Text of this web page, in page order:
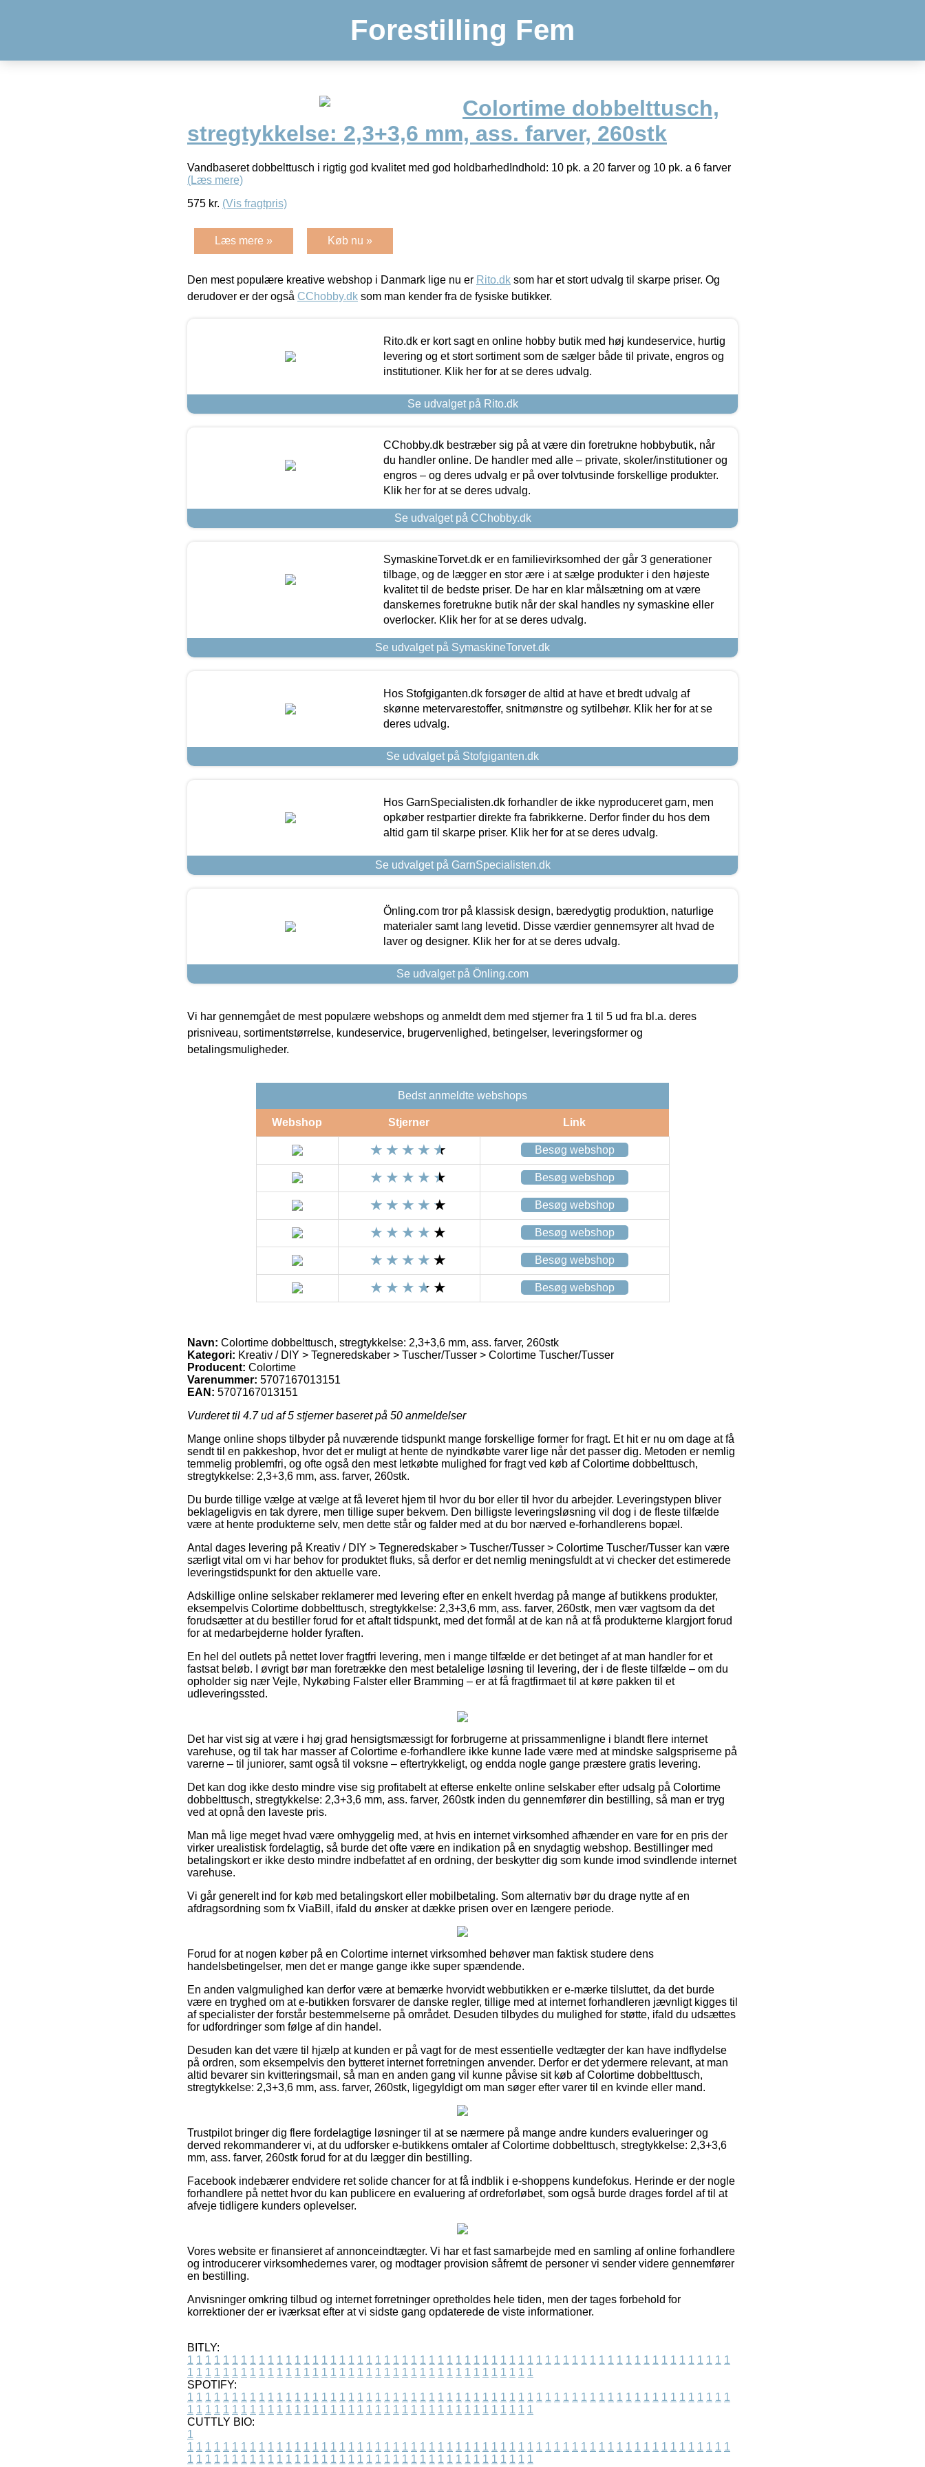
Forestilling Fem
Colortime dobbelttusch,
stregtykkelse: 2,3+3,6 mm, ass. farver, 260stk
Vandbaseret dobbelttusch i rigtig god kvalitet med god holdbarhedIndhold: 10 pk. a 20 farver og 10 pk. a 6 farver
(Læs mere)
575 kr. (Vis fragtpris)
Læs mere » Køb nu »
Den mest populære kreative webshop i Danmark lige nu er Rito.dk som har et stort udvalg til skarpe priser. Og
derudover er der også CChobby.dk som man kender fra de fysiske butikker.
Rito.dk er kort sagt en online hobby butik med høj kundeservice, hurtig
levering og et stort sortiment som de sælger både til private, engros og
institutioner. Klik her for at se deres udvalg.
Se udvalget på Rito.dk
CChobby.dk bestræber sig på at være din foretrukne hobbybutik, når
du handler online. De handler med alle – private, skoler/institutioner og
engros – og deres udvalg er på over tolvtusinde forskellige produkter.
Klik her for at se deres udvalg.
Se udvalget på CChobby.dk
SymaskineTorvet.dk er en familievirksomhed der går 3 generationer
tilbage, og de lægger en stor ære i at sælge produkter i den højeste
kvalitet til de bedste priser. De har en klar målsætning om at være
danskernes foretrukne butik når der skal handles ny symaskine eller
overlocker. Klik her for at se deres udvalg.
Se udvalget på SymaskineTorvet.dk
Hos Stofgiganten.dk forsøger de altid at have et bredt udvalg af
skønne metervarestoffer, snitmønstre og sytilbehør. Klik her for at se
deres udvalg.
Se udvalget på Stofgiganten.dk
Hos GarnSpecialisten.dk forhandler de ikke nyproduceret garn, men
opkøber restpartier direkte fra fabrikkerne. Derfor finder du hos dem
altid garn til skarpe priser. Klik her for at se deres udvalg.
Se udvalget på GarnSpecialisten.dk
Önling.com tror på klassisk design, bæredygtig produktion, naturlige
materialer samt lang levetid. Disse værdier gennemsyrer alt hvad de
laver og designer. Klik her for at se deres udvalg.
Se udvalget på Önling.com
Vi har gennemgået de mest populære webshops og anmeldt dem med stjerner fra 1 til 5 ud fra bl.a. deres
prisniveau, sortimentstørrelse, kundeservice, brugervenlighed, betingelser, leveringsformer og
betalingsmuligheder.
Bedst anmeldte webshops
Webshop Stjerner Link
Besøg webshop
Besøg webshop
Besøg webshop
Besøg webshop
Besøg webshop
Besøg webshop
Navn: Colortime dobbelttusch, stregtykkelse: 2,3+3,6 mm, ass. farver, 260stk
Kategori: Kreativ / DIY > Tegneredskaber > Tuscher/Tusser > Colortime Tuscher/Tusser
Producent: Colortime
Varenummer: 5707167013151
EAN: 5707167013151
Vurderet til 4.7ud af 5 stjerner baseret på 50 anmeldelser
Mange online shops tilbyder på nuværende tidspunkt mange forskellige former for fragt. Et hit er nu om dage at få
sendt til en pakkeshop, hvor det er muligt at hente de nyindkøbte varer lige når det passer dig. Metoden er nemlig
temmelig problemfri, og ofte også den mest letkøbte mulighed for fragt ved køb af Colortime dobbelttusch,
stregtykkelse: 2,3+3,6 mm, ass. farver, 260stk.
Du burde tillige vælge at vælge at få leveret hjem til hvor du bor eller til hvor du arbejder. Leveringstypen bliver
beklageligvis en tak dyrere, men tillige super bekvem. Den billigste leveringsløsning vil dog i de fleste tilfælde
være at hente produkterne selv, men dette står og falder med at du bor nærved e-forhandlerens bopæl.
Antal dages levering på Kreativ / DIY > Tegneredskaber > Tuscher/Tusser > Colortime Tuscher/Tusser kan være
særligt vital om vi har behov for produktet fluks, så derfor er det nemlig meningsfuldt at vi checker det estimerede
leveringstidspunkt for den aktuelle vare.
Adskillige online selskaber reklamerer med levering efter en enkelt hverdag på mange af butikkens produkter,
eksempelvis Colortime dobbelttusch, stregtykkelse: 2,3+3,6 mm, ass. farver, 260stk, men vær vagtsom da det
forudsætter at du bestiller forud for et aftalt tidspunkt, med det formål at de kan nå at få produkterne klargjort forud
for at medarbejderne holder fyraften.
En hel del outlets på nettet lover fragtfri levering, men i mange tilfælde er det betinget af at man handler for et
fastsat beløb. I øvrigt bør man foretrække den mest betalelige løsning til levering, der i de fleste tilfælde – om du
opholder sig nær Vejle, Nykøbing Falster eller Bramming – er at få fragtfirmaet til at køre pakken til et
udleveringssted.
Det har vist sig at være i høj grad hensigtsmæssigt for forbrugerne at prissammenligne i blandt flere internet
varehuse, og til tak har masser af Colortime e-forhandlere ikke kunne lade være med at mindske salgspriserne på
varerne – til juniorer, samt også til voksne – eftertrykkeligt, og endda nogle gange præstere gratis levering.
Det kan dog ikke desto mindre vise sig profitabelt at efterse enkelte online selskaber efter udsalg på Colortime
dobbelttusch, stregtykkelse: 2,3+3,6 mm, ass. farver, 260stk inden du gennemfører din bestilling, så man er tryg
ved at opnå den laveste pris.
Man må lige meget hvad være omhyggelig med, at hvis en internet virksomhed afhænder en vare for en pris der
virker urealistisk fordelagtig, så burde det ofte være en indikation på en snydagtig webshop. Bestillinger med
betalingskort er ikke desto mindre indbefattet af en ordning, der beskytter dig som kunde imod svindlende internet
varehuse.
Vi går generelt ind for køb med betalingskort eller mobilbetaling. Som alternativ bør du drage nytte af en
afdragsordning som fx ViaBill, ifald du ønsker at dække prisen over en længere periode.
Forud for at nogen køber på en Colortime internet virksomhed behøver man faktisk studere dens
handelsbetingelser, men det er mange gange ikke super spændende.
En anden valgmulighed kan derfor være at bemærke hvorvidt webbutikken er e-mærke tilsluttet, da det burde
være en tryghed om at e-butikken forsvarer de danske regler, tillige med at internet forhandleren jævnligt kigges til
af specialister der forstår bestemmelserne på området. Desuden tilbydes du mulighed for støtte, ifald du udsættes
for udfordringer som følge af din handel.
Desuden kan det være til hjælp at kunden er på vagt for de mest essentielle vedtægter der kan have indflydelse
på ordren, som eksempelvis den bytteret internet forretningen anvender. Derfor er det ydermere relevant, at man
altid bevarer sin kvitteringsmail, så man en anden gang vil kunne påvise sit køb af Colortime dobbelttusch,
stregtykkelse: 2,3+3,6 mm, ass. farver, 260stk, ligegyldigt om man søger efter varer til en kvinde eller mand.
Trustpilot bringer dig flere fordelagtige løsninger til at se nærmere på mange andre kunders evalueringer og
derved rekommanderer vi, at du udforsker e-butikkens omtaler af Colortime dobbelttusch, stregtykkelse: 2,3+3,6
mm, ass. farver, 260stk forud for at du lægger din bestilling.
Facebook indebærer endvidere ret solide chancer for at få indblik i e-shoppens kundefokus. Herinde er der nogle
forhandlere på nettet hvor du kan publicere en evaluering af ordreforløbet, som også burde drages fordel af til at
afveje tidligere kunders oplevelser.
Vores website er finansieret af annonceindtægter. Vi har et fast samarbejde med en samling af online forhandlere
og introducerer virksomhedernes varer, og modtager provision såfremt de personer vi sender videre gennemfører
en bestilling.
Anvisninger omkring tilbud og internet forretninger opretholdes hele tiden, men der tages forbehold for
korrektioner der er iværksat efter at vi sidste gang opdaterede de viste informationer.
BITLY:
1 1 1 1 1 1 1 1 1 1 1 1 1 1 1 1 1 1 1 1 1 1 1 1 1 1 1 1 1 1 1 1 1 1 1 1 1 1 1 1 1 1 1 1 1 1 1 1 1 1 1 1 1 1 1 1 1 1 1 1 1
1 1 1 1 1 1 1 1 1 1 1 1 1 1 1 1 1 1 1 1 1 1 1 1 1 1 1 1 1 1 1 1 1 1 1 1 1 1 1
SPOTIFY:
1 1 1 1 1 1 1 1 1 1 1 1 1 1 1 1 1 1 1 1 1 1 1 1 1 1 1 1 1 1 1 1 1 1 1 1 1 1 1 1 1 1 1 1 1 1 1 1 1 1 1 1 1 1 1 1 1 1 1 1 1
1 1 1 1 1 1 1 1 1 1 1 1 1 1 1 1 1 1 1 1 1 1 1 1 1 1 1 1 1 1 1 1 1 1 1 1 1 1 1
CUTTLY BIO:
1
1 1 1 1 1 1 1 1 1 1 1 1 1 1 1 1 1 1 1 1 1 1 1 1 1 1 1 1 1 1 1 1 1 1 1 1 1 1 1 1 1 1 1 1 1 1 1 1 1 1 1 1 1 1 1 1 1 1 1 1 1
1 1 1 1 1 1 1 1 1 1 1 1 1 1 1 1 1 1 1 1 1 1 1 1 1 1 1 1 1 1 1 1 1 1 1 1 1 1 1